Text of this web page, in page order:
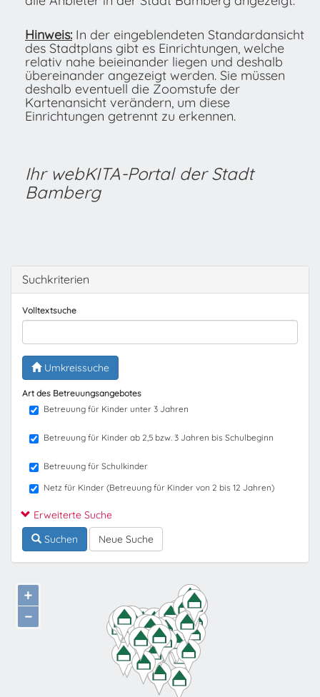
Hinweis: In der eingeblendeten Standardansicht
des Stadtplans gibt es Einrichtungen, welche
relativ nahe beieinander liegen und deshalb
übereinander angezeigt werden. Sie müssen
deshalb eventuell die Zoomstufe der
Kartenansicht verändern, um diese
Einrichtungen getrennt zu erkennen.
Ihr webKITA-Portal der Stadt
Bamberg
Suchkriterien
Volltextsuche
Umkreissuche
Art des Betreuungsangebotes
Betreuung für Kinder unter 3 Jahren
Betreuung für Kinder ab 2,5 bzw. 3 Jahren bis Schulbeginn
Betreuung für Schulkinder
Netz für Kinder (Betreuung für Kinder von 2 bis 12 Jahren)
Erweiterte Suche
Suchen
Neue Suche
+
−